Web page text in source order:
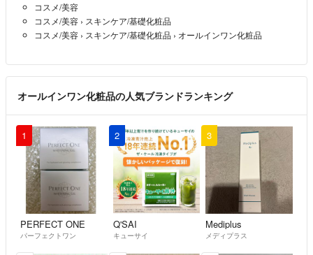
コスメ/美容
コスメ/美容 › スキンケア/基礎化粧品
コスメ/美容 › スキンケア/基礎化粧品 › オールインワン化粧品
オールインワン化粧品の人気ブランドランキング
1
PERFECT ONE
パーフェクトワン
2
Q'SAI
キューサイ
3
Mediplus
メディプラス